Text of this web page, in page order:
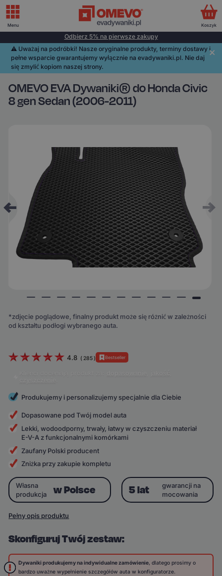
Odbierz 5% na pierwsze zakupy
⚠️️ Uważaj na podróbki! Nasze oryginalne produkty, terminy dostawy i
pełne wsparcie gwarantujemy wyłącznie na evadywaniki.pl. Nie daj
się zmylić kopiom naszej strony.
OMEVO EVA Dywaniki® do Honda Civic
8 gen Sedan (2006-2011)
*zdjęcie poglądowe, finalny produkt może się różnić w zależności
od kształtu podłogi wybranego auta.
4.8 ( 285) Bestseller
Klienci doceniają produkt za: dopasowanie
czyszczenie
Produkujemy i personalizujemy specjalnie dla Ciebie
Dopasowane pod Twój model auta
Lekki, wodoodporny, trwały, łatwy w czyszczeniu materiał
E-V-A z funkcjonalnymi komórkami
Zaufany Polski producent
Zniżka przy zakupie kompletu
Skonfiguruj Twój zestaw:
Dywaniki produkujemy na indywidualne zamówienie, dlatego prosimy o
bardzo uważne wypełnienie szczegółów auta w konfiguratorze.
Własna
produkcja
w Polsce 5 lat
gwarancji na
mocowania
Pełny opis produktu
Menu Koszyk